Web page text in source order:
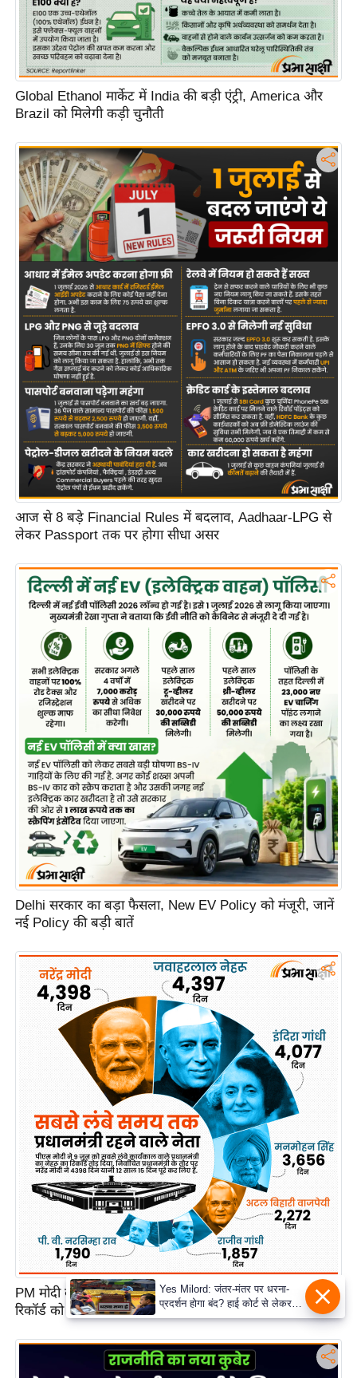
Global Ethanol मार्केट में India की बड़ी एंट्री, America और
Brazil को मिलेगी कड़ी चुनौती
आज से 8 बड़े Financial Rules में बदलाव, Aadhaar-LPG से
लेकर Passport तक पर होगा सीधा असर
Delhi सरकार का बड़ा फैसला, New EV Policy को मंजूरी, जानें
नई Policy की बड़ी बातें
PM मोदी के 12 साल, सबसे लंबी अवधि तक चुने हुए पीएम रहने के
रिकॉर्ड को तोड़ा